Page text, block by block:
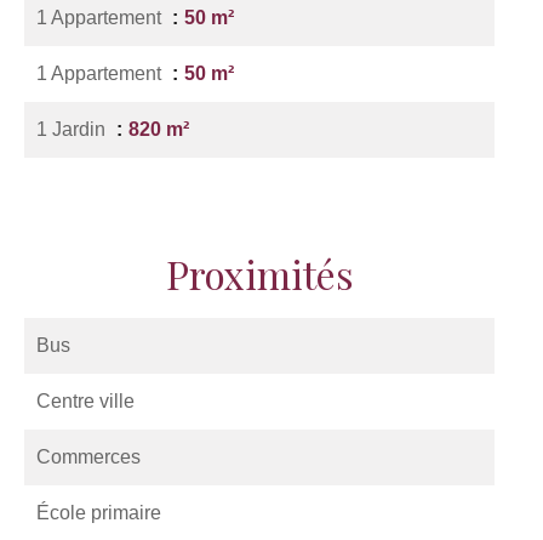
1 Appartement 50 m²
1 Appartement 50 m²
1 Jardin 820 m²
Proximités
Bus
Centre ville
Commerces
École primaire